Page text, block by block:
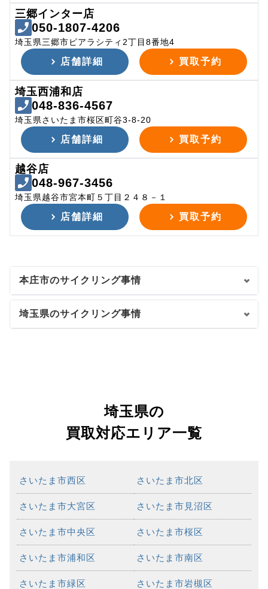
三郷インター店
050-1807-4206
埼玉県三郷市ピアラシティ2丁目8番地4
店舗詳細 買取予約
埼玉西浦和店
048-836-4567
埼玉県さいたま市桜区町谷3-8-20
店舗詳細 買取予約
越谷店
048-967-3456
埼玉県越谷市宮本町５丁目２４８－１
店舗詳細 買取予約
本庄市のサイクリング事情
埼玉県のサイクリング事情
埼玉県の
買取対応エリア一覧
さいたま市西区 さいたま市北区
さいたま市大宮区 さいたま市見沼区
さいたま市中央区 さいたま市桜区
さいたま市浦和区 さいたま市南区
さいたま市緑区 さいたま市岩槻区